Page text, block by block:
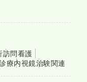
訪問看護
療内視鏡治験関連